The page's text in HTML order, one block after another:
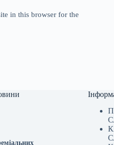
in this browser for the